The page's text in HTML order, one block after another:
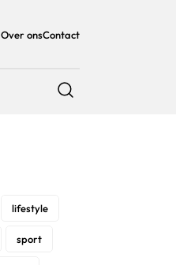
Over onsContact
lifestyle
sport